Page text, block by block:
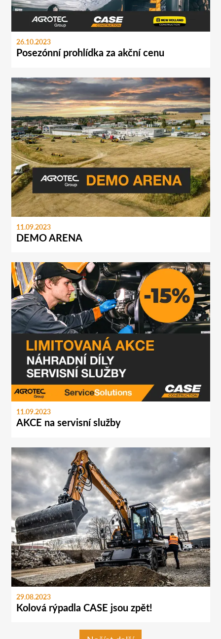
26.10.2023
Posezónní prohlídka za akční cenu
11.09.2023
DEMO ARENA
11.09.2023
AKCE na servisní služby
29.08.2023
Kolová rýpadla CASE jsou zpět!